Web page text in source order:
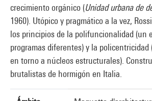
crecimiento orgánico (Unidad urbana de
1960). Utópico y pragmático a la vez,
los principios de la polifuncionalidad (un
programas diferentes) y la policentricidad
en torno a núcleos estructurales).
brutalistas de hormigón en Italia.